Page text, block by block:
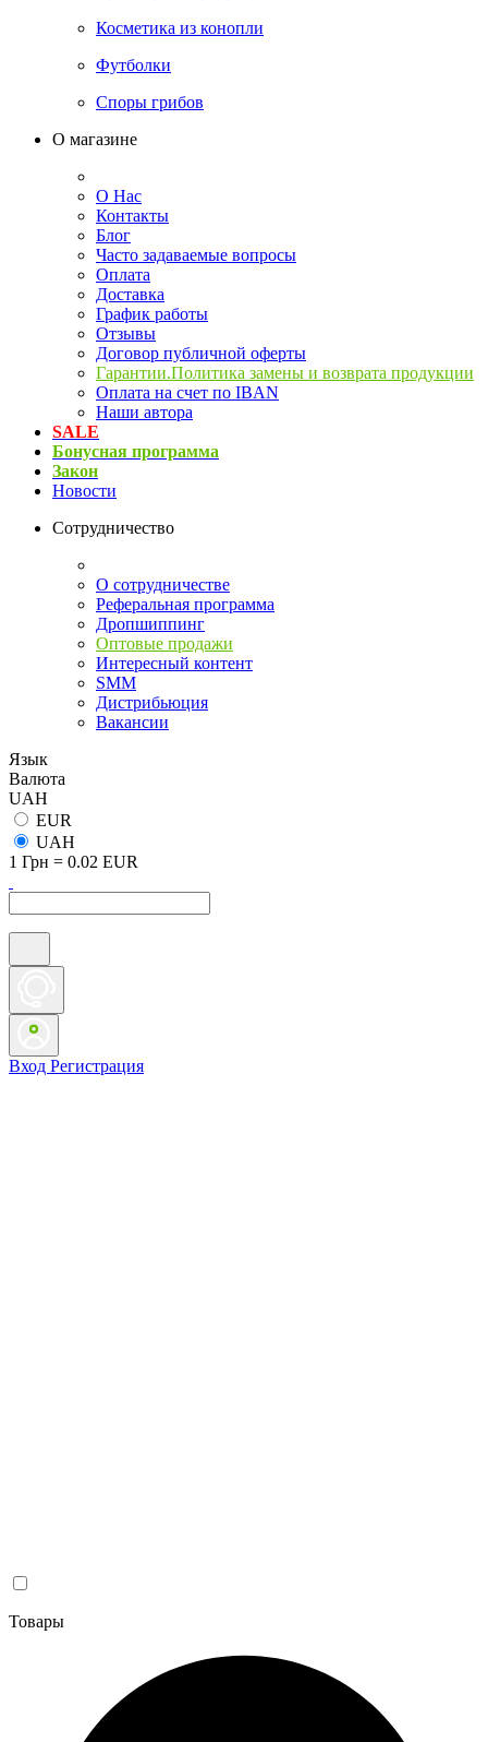
Косметика из конопли
Футболки
Споры грибов
О магазине
О Нас
Контакты
Блог
Часто задаваемые вопросы
Оплата
Доставка
График работы
Отзывы
Договор публичной оферты
Гарантии.Политика замены и возврата продукции
Оплата на счет по IBAN
Наши автора
SALE
Бонусная программа
Закон
Новости
Сотрудничество
О сотрудничестве
Реферальная программа
Дропшиппинг
Оптовые продажи
Интересный контент
SMM
Дистрибьюция
Вакансии
Язык
Валюта
UAH
EUR
UAH
1 Грн = 0.02 EUR
Вход Регистрация
Товары